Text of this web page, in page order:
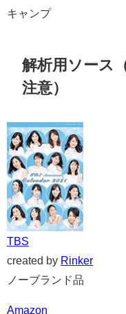
キャンプ
解析用ソース
注意）
TBS
created by Rinker
ノーブランド品
Amazon